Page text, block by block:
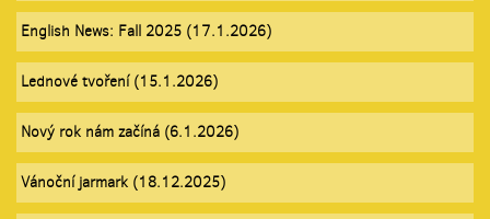
English News: Fall 2025 (17.1.2026)
Lednové tvoření (15.1.2026)
Nový rok nám začíná (6.1.2026)
Vánoční jarmark (18.12.2025)